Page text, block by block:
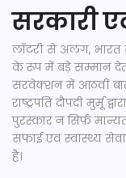
सरकारी
लॉटरी से अलग, भारत
के रूप में बड़े सम्मान
सरवेक्शन में आठवीं
राष्ट्रपति द्रौपदी मुर्मू
पुरस्कार न सिर्फ़
सफाई एवं स्वास्थ्य
है।